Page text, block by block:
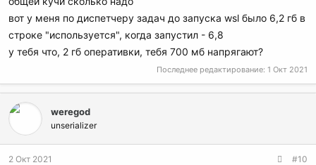
вот у меня по диспетчеру задач до запуска wsl было 6,2 гб в
строке "используется", когда запустил - 6,8
у тебя что, 2 гб оперативки, тебя 700 мб напрягают?
Последнее редактирование: 1 Окт 2021
weregod
unserializer
2 Окт 2021 #10